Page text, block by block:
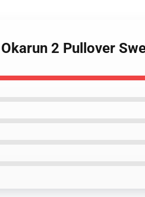
2 Pullover